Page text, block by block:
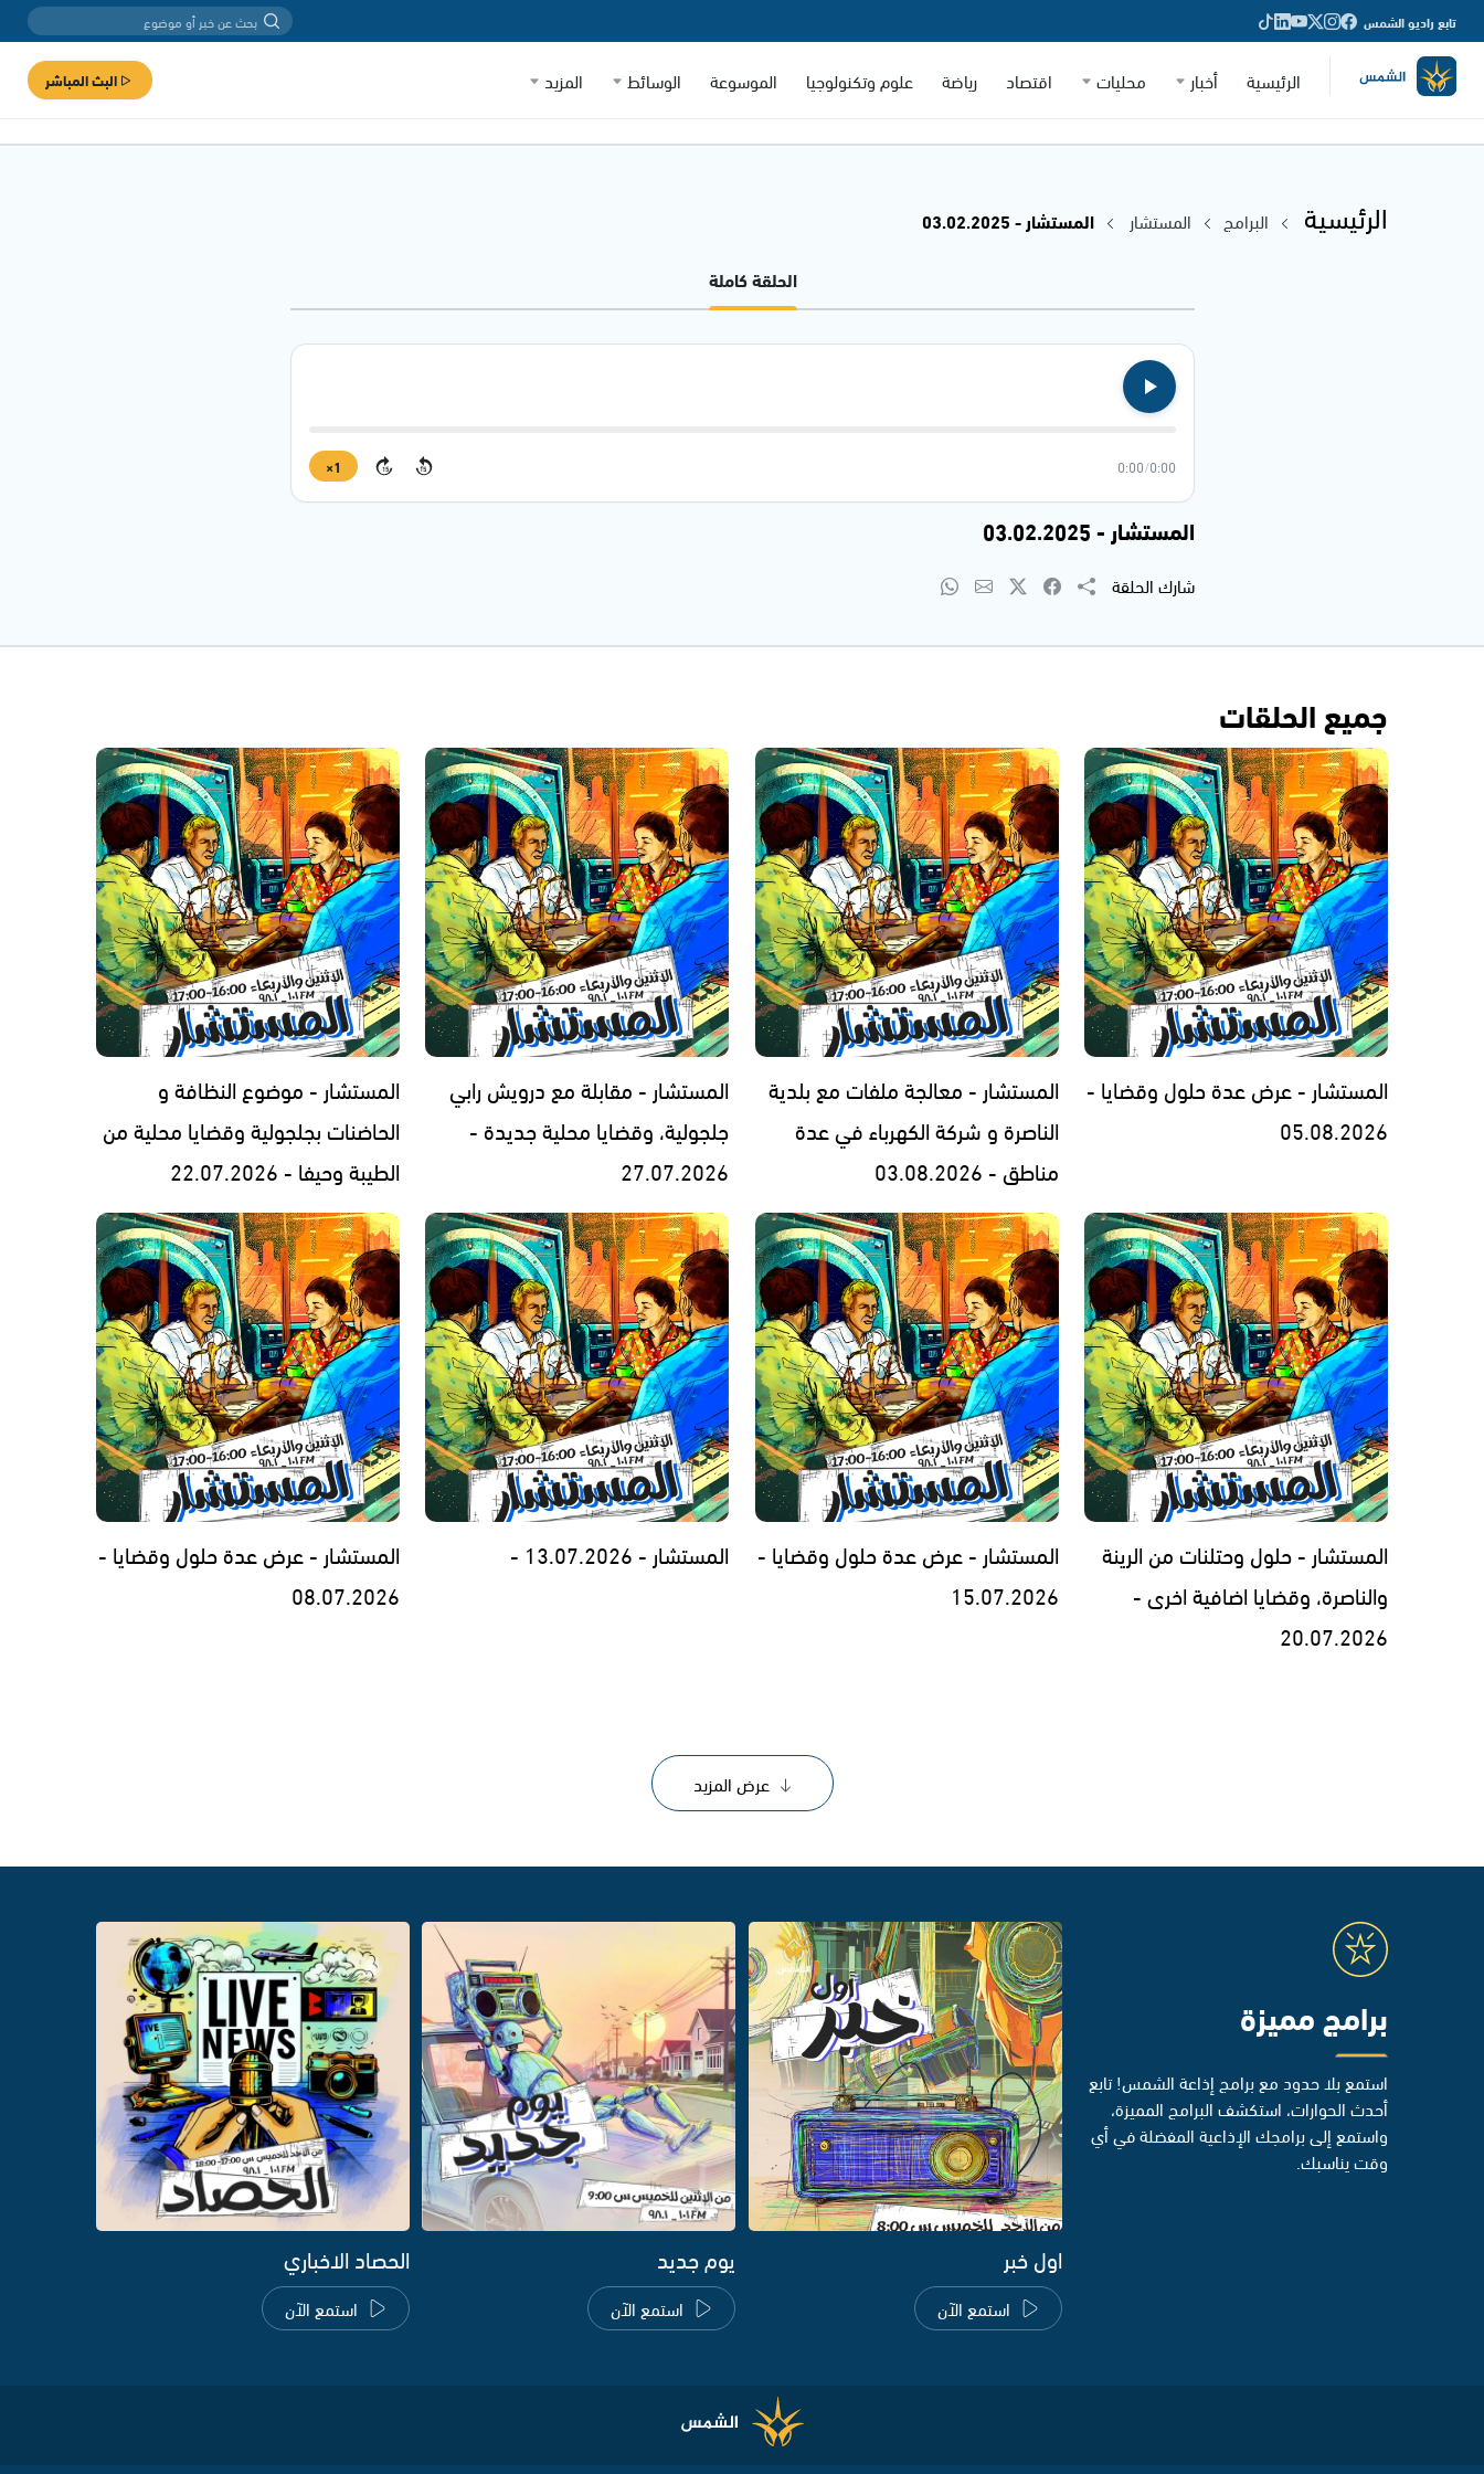
تابع راديو الشمس
الرئيسية أخبار محليات اقتصاد رياضة علوم وتكنولوجيا الموسوعة الوسائط المزيد البث المباشر
الرئيسية البرامج المستشار
المستشار - 03.02.2025
الحلقة كاملة
0:00
/
0:00
15
15
1×
المستشار - 03.02.2025
شارك الحلقة
جميع الحلقات
المستشار - عرض عدة حلول وقضايا -
05.08.2026
المستشار - معالجة ملفات مع بلدية
الناصرة و شركة الكهرباء في عدة
مناطق - 03.08.2026
المستشار - مقابلة مع درويش رابي
جلجولية، وقضايا محلية جديدة -
27.07.2026
المستشار - موضوع النظافة و
الحاضنات بجلجولية وقضايا محلية من
الطيبة وحيفا - 22.07.2026
المستشار - حلول وحتلنات من الرينة
والناصرة، وقضايا اضافية اخرى -
20.07.2026
المستشار - عرض عدة حلول وقضايا -
15.07.2026
المستشار - 13.07.2026 -
المستشار - عرض عدة حلول وقضايا -
08.07.2026
عرض المزيد
برامج مميزة
استمع بلا حدود مع برامج إذاعة الشمس! تابع
أحدث الحوارات، استكشف البرامج المميزة،
واستمع إلى برامجك الإذاعية المفضلة في أي
وقت يناسبك.
اول خبر
استمع الآن
يوم جديد
استمع الآن
الحصاد الاخباري
استمع الآن